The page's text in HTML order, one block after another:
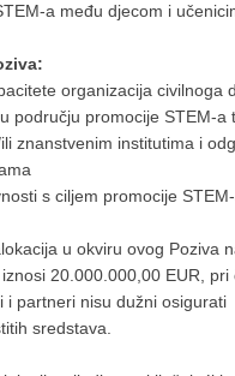
a među djecom i
organizacija civilnoga
području promocije STEM-a
znanstvenim institutima i
s ciljem promocije STEM-
u okviru ovog Poziva
20.000.000,00 EUR, pri
i partneri nisu dužni osigurati
sredstava.